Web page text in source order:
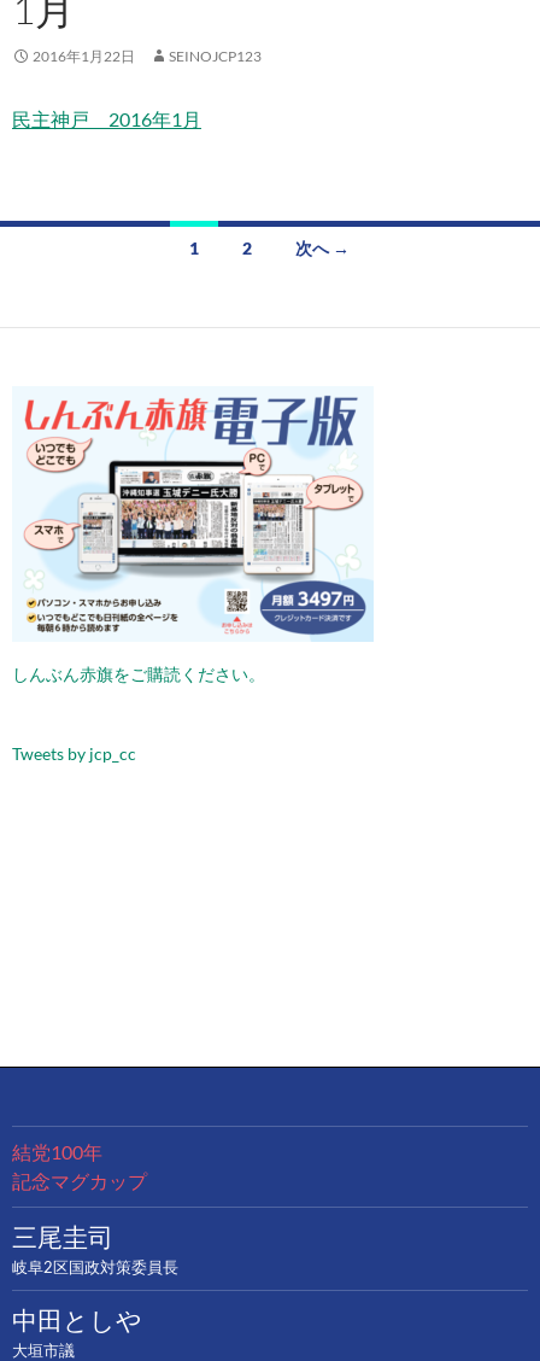
2016年1月22日 SEINOJCP123
民主神戸 2016年1月
ナ
ゲ
ー
ョ
ン
1 2 次へ →
しんぶん赤旗をご購読ください。
Tweets by jcp_cc
結党100年
記念マグカップ
三尾圭司
岐阜2区国政対策委員長
中田としや
大垣市議